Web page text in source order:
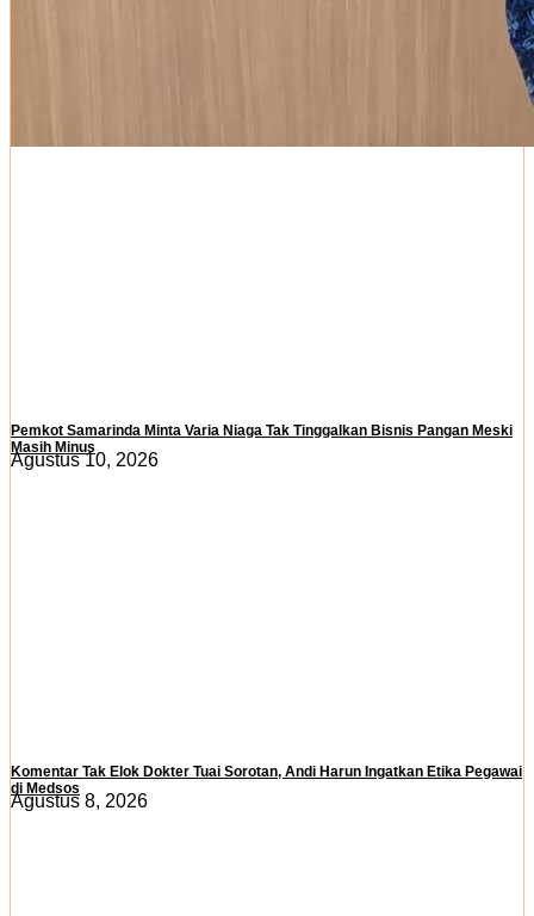
Pemkot Samarinda Minta Varia Niaga Tak Tinggalkan Bisnis Pangan Meski
Masih Minus
Agustus 10, 2026
Komentar Tak Elok Dokter Tuai Sorotan, Andi Harun Ingatkan Etika Pegawai
di Medsos
Agustus 8, 2026